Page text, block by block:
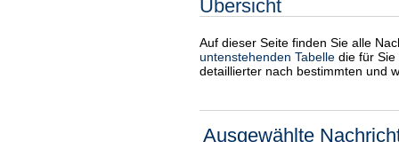
Übersicht
Auf dieser Seite finden Sie alle
untenstehenden Tabelle die für
detaillierter nach bestimmten und
Ausgewählte